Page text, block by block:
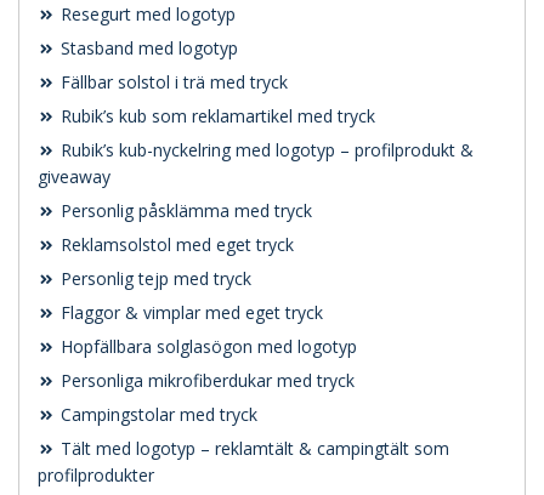
Resegurt med logotyp
Stasband med logotyp
Fällbar solstol i trä med tryck
Rubik’s kub som reklamartikel med tryck
Rubik’s kub-nyckelring med logotyp – profilprodukt &
giveaway
Personlig påsklämma med tryck
Reklamsolstol med eget tryck
Personlig tejp med tryck
Flaggor & vimplar med eget tryck
Hopfällbara solglasögon med logotyp
Personliga mikrofiberdukar med tryck
Campingstolar med tryck
Tält med logotyp – reklamtält & campingtält som
profilprodukter